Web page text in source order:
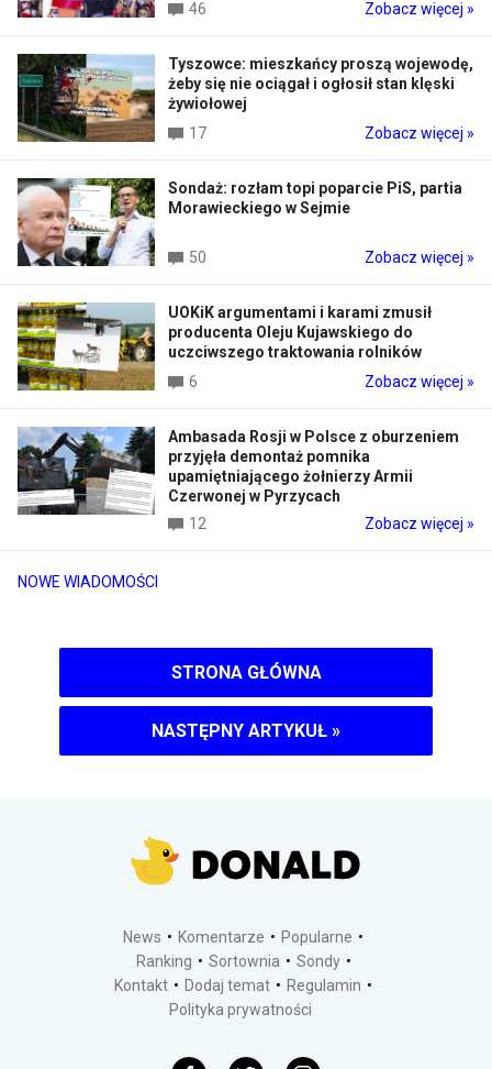
NOWE WIADOMOŚCI
46
Zobacz więcej »
Tyszowce: mieszkańcy proszą wojewodę,
żeby się nie ociągał i ogłosił stan klęski
żywiołowej
17
Zobacz więcej »
Sondaż: rozłam topi poparcie PiS, partia
Morawieckiego w Sejmie
50 Zobacz więcej »
UOKiK argumentami i karami zmusił
producenta Oleju Kujawskiego do
uczciwszego traktowania rolników
6
Zobacz więcej »
Ambasada Rosji w Polsce z oburzeniem
przyjęła demontaż pomnika
upamiętniającego żołnierzy Armii
Czerwonej w Pyrzycach
12
Zobacz więcej »
STRONA GŁÓWNA
NASTĘPNY ARTYKUŁ »
News Komentarze
Popularne
Ranking
Sortownia
Sondy
Kontakt
Dodaj temat
Regulamin
Polityka prywatności